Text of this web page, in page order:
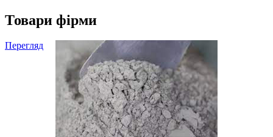
Товари фірми
Перегляд